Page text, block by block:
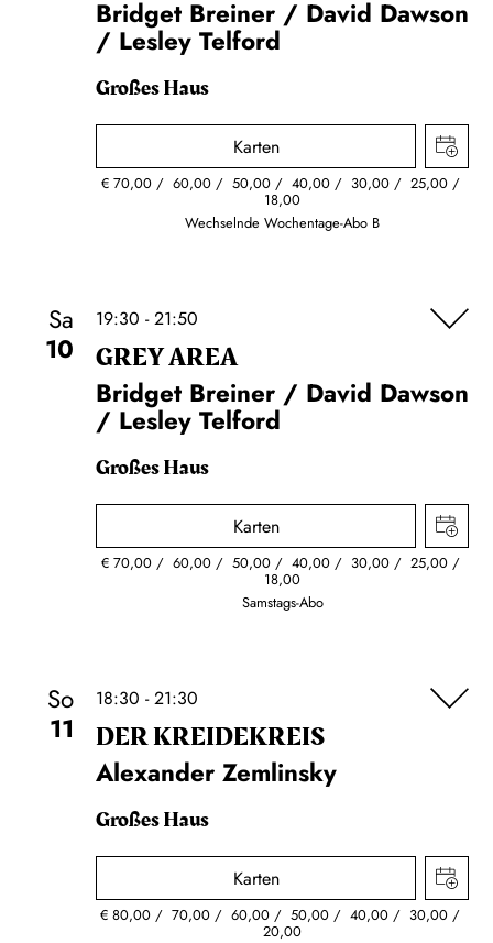
Bridget Breiner / David Dawson
/ Lesley Telford
Großes Haus
Karten
€ 70,00 60,00 50,00 40,00 30,00 25,00
18,00
Wechselnde Wochentage-Abo B
Sa
10
19:30 - 21:50
GREY AREA
Bridget Breiner / David Dawson
/ Lesley Telford
Großes Haus
Karten
€ 70,00 60,00 50,00 40,00 30,00 25,00
18,00
Samstags-Abo
So
11
18:30 - 21:30
DER KREIDE­KREIS
Alexander Zemlinsky
Großes Haus
Karten
€80,00 70,00 60,00 50,00 40,00 30,00
20,00